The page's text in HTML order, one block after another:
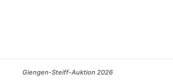
Giengen-Steiff-Auktion 2026